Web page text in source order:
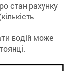
стан рахунку
водій може